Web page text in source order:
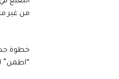
من غير
خطوة
“اطمن”